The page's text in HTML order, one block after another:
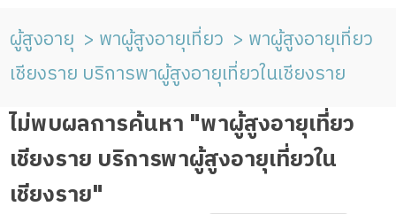
ผู้สูงอายุ พาผู้สูงอายุเที่ยว
พาผู้สูงอายุเที่ยว
เชียงราย บริการพาผู้สูงอายุเที่ยวในเชียงราย
ไม่พบผลการค้นหา "พาผู้สูงอายุเที่ยว
เชียงราย บริการพาผู้สูงอายุเที่ยวใน
เชียงราย"